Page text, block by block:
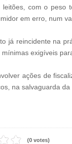
com o peso
em erro, num
já reincidente na
exigíveis
ações de
na salvaguarda
(0 votes)